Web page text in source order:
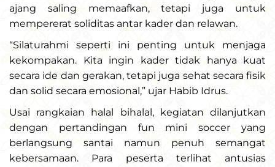
ajang saling memaafkan, tetapi juga untuk
mempererat soliditas antar kader dan relawan.
“Silaturahmi seperti ini penting untuk menjaga
kekompakan. Kita ingin kader tidak hanya kuat
secara ide dan gerakan, tetapi juga sehat secara fisik
dan solid secara emosional,” ujar Habib Idrus.
Usai rangkaian halal bihalal, kegiatan dilanjutkan
dengan pertandingan fun mini soccer yang
berlangsung santai namun penuh semangat
kebersamaan. Para peserta terlihat antusias